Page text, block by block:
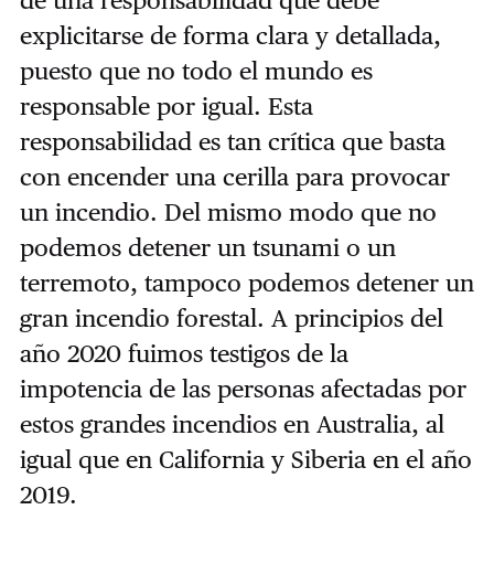
explicitarse de forma clara y detallada,
puesto que no todo el mundo es
responsable por igual. Esta
responsabilidad es tan crítica que basta
con encender una cerilla para provocar
un incendio. Del mismo modo que no
podemos detener un tsunami o un
terremoto, tampoco podemos detener un
gran incendio forestal. A principios del
año 2020 fuimos testigos de la
impotencia de las personas afectadas por
estos grandes incendios en Australia, al
igual que en California y Siberia en el año
2019.